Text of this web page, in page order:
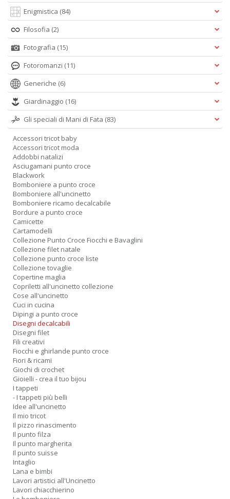
Enigmistica (84)
Filosofia (2)
Fotografia (15)
Fotoromanzi (11)
Generiche (6)
Giardinaggio (16)
Gli speciali di Mani di Fata (83)
Accessori tricot baby
Accessori tricot moda
Addobbi natalizi
Asciugamani punto croce
Blackwork
Bomboniere a punto croce
Bomboniere all'uncinetto
Bomboniere ricamo decalcabile
Bordure a punto croce
Camicette
Cartamodelli
Collezione Punto Croce Fiocchi e Bavaglini
Collezione filet natale
Collezione punto croce liste
Collezione tovaglie
Copertine maglia
Copriletti all'uncinetto collezione
Cose all'uncinetto
Cuci in cucina
Dipingi a punto croce
Disegni decalcabili
Disegni filet
Fili creativi
Fiocchi e ghirlande punto croce
Fiori & ricami
Giochi di crochet
Gioielli - crea il tuo bijou
I tappeti
- I tappeti più belli
Idee all'uncinetto
Il mio tricot
Il pizzo rinascimento
Il punto filza
Il punto margherita
Il punto suisse
Intaglio
Lana e bimbi
Lavori artistici all'Uncinetto
Lavori chiacchierino